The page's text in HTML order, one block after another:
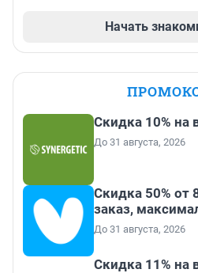
Начать
Скидка 10% на
До 31 августа, 2026
Скидка 50% от
заказ,
До 31 августа, 2026
Скидка 11% на